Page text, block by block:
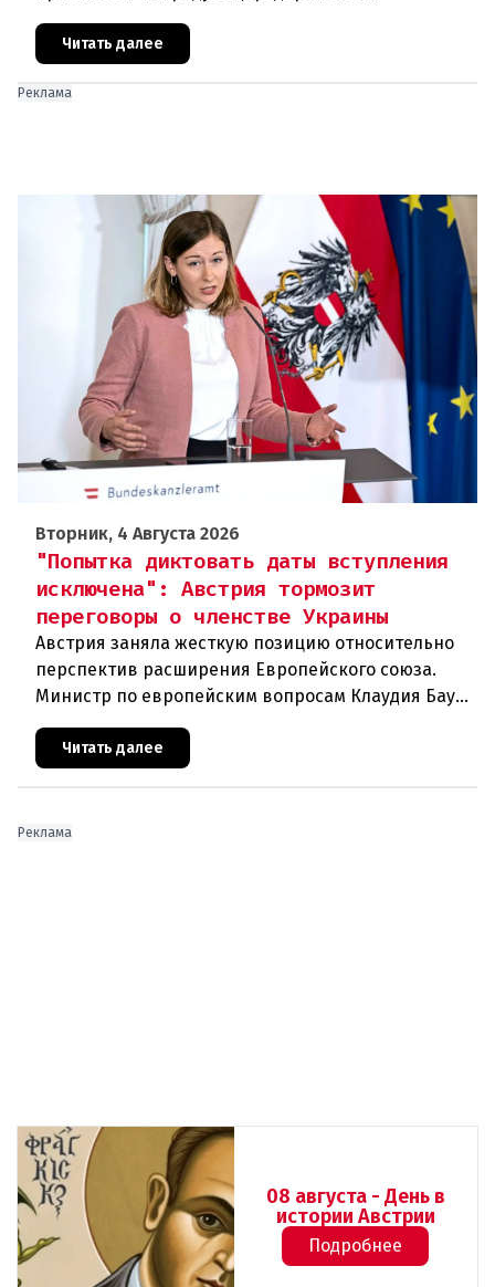
проблемы перегрева жилых помещений. В среду н
Читать далее
Реклама
Вторник, 4 Августа 2026
"Попытка диктовать даты вступления
исключена": Австрия тормозит
переговоры о членстве Украины
Австрия заняла жесткую позицию относительно
перспектив расширения Европейского союза.
Министр по европейским вопросам Клаудия Бауэр
(ÖVP) категорически исключила возможность
ускоренного присоединения
Читать далее
Реклама
08 августа - День в
истории Австрии
Подробнее